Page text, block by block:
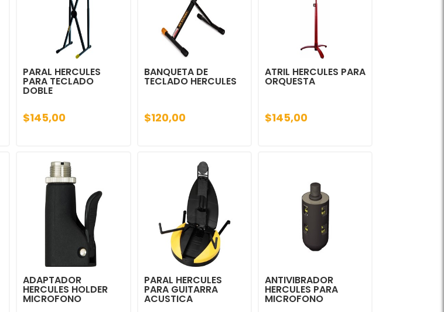
PARAL HERCULES
PARA TECLADO
DOBLE
$145,00
BANQUETA DE
TECLADO HERCULES
$120,00
ATRIL HERCULES PARA
ORQUESTA
$145,00
ADAPTADOR
HERCULES HOLDER
MICROFONO
PARAL HERCULES
PARA GUITARRA
ACUSTICA
ANTIVIBRADOR
HERCULES PARA
MICROFONO